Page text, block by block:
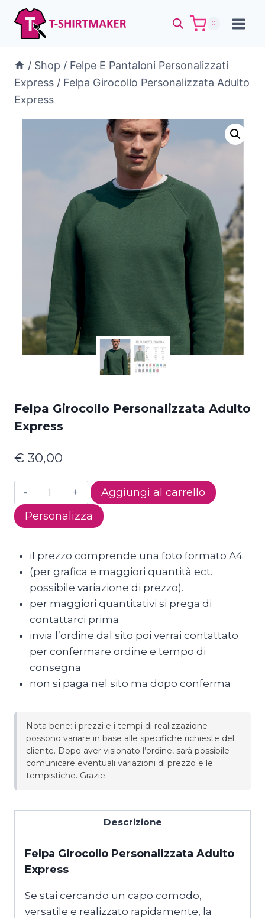
Salta
contenuto
0
/ Shop / Felpe E Pantaloni Personalizzati
Express / Felpa Girocollo Personalizzata Adulto
Express
Felpa Girocollo Personalizzata Adulto
Express
€ 30,00
Felpa
Girocollo
Personalizzata
Express
quantità
Aggiungi al carrello
Personalizza
il prezzo comprende una foto formato A4
(per grafica e maggiori quantità ect.
possibile variazione di prezzo).
per maggiori quantitativi si prega di
contattarci prima
invia l’ordine dal sito poi verrai contattato
per confermare ordine e tempo di
consegna
non si paga nel sito ma dopo conferma
Nota bene: i prezzi e i tempi di realizzazione
possono variare in base alle specifiche richieste del
cliente. Dopo aver visionato l’ordine, sarà possibile
comunicare eventuali variazioni di prezzo e le
tempistiche. Grazie.
Descrizione
Felpa Girocollo Personalizzata Adulto
Express
Se stai cercando un capo comodo,
versatile e realizzato rapidamente, la